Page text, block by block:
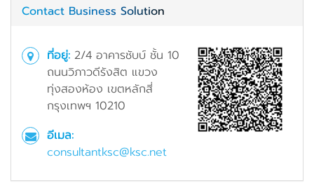
Contact Business Solution
ที่อยู่: 2/4 อาคารชับบ์ ชั้น 10
ถนนวิภาวดีรังสิต แขวง
ทุ่งสองห้อง เขตหลักสี่
กรุงเทพฯ 10210
อีเมล:
consultantksc@ksc.net